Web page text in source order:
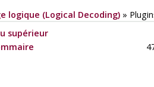
logique (Logical Decoding) »
supérieur